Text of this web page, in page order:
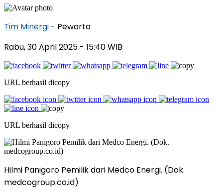
Tim Minergi - Pewarta
Rabu, 30 April 2025 - 15:40 WIB
URL berhasil dicopy
URL berhasil dicopy
Hilmi Panigoro Pemilik dari Medco Energi. (Dok.
medcogroup.co.id)